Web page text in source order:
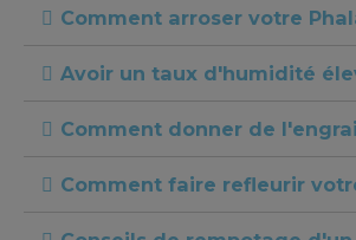
Comment arroser votre
Avoir un taux d'humidité
Comment donner de
Comment faire refleurir